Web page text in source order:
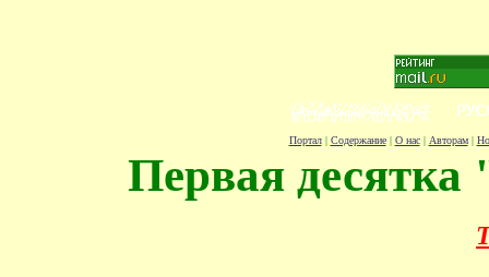
Портал| Содержание| О нас| Авторам|
Первая десятка